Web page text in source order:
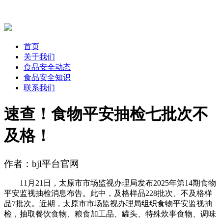
首页
关于我们
食品安全动态
食品安全知识
联系我们
速查！食物平安抽检七批次不
及格！
作者：bjl平台官网
11月21日，太原市市场监视办理局发布2025年第14期食物
平安监视抽检消息布告。此中，及格样品228批次、不及格样
品7批次。近期，太原市市场监视办理局组织食物平安监视抽
检，抽取餐饮食物、粮食加工品、罐头、特殊炊事食物、调味